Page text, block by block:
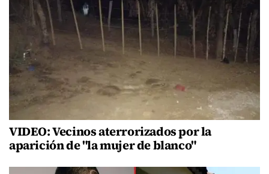
VIDEO: Vecinos aterrorizados por la
aparición de "la mujer de blanco"